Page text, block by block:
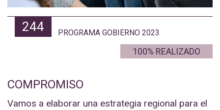
244 PROGRAMA GOBIERNO 2023
100% REALIZADO
COMPROMISO
Vamos a elaborar una estrategia regional para el